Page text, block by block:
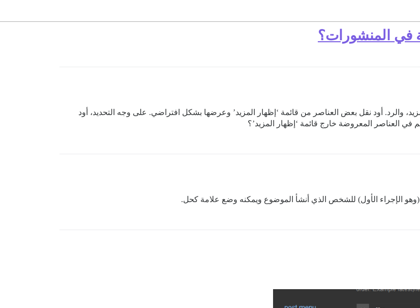
في المنشورات؟
والرد. أود نقل بعض العناصر من قائمة ‘إظهار المزيد’ وعرضها بشكل افتراضي. على وجه التحديد، أود
العناصر المعروضة خارج قائمة ‘إظهار المزيد’؟
الإجراء الأول) للشخص الذي أنشأ الموضوع ويمكنه وضع علامة كحل.